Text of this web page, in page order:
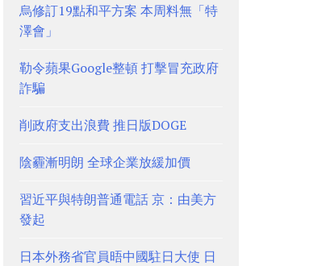
烏修訂19點和平方案 本周料無「特
澤會」
勒令蘋果Google整頓 打擊冒充政府
詐騙
削政府支出浪費 推日版DOGE
陰霾漸明朗 全球企業放緩加價
習近平與特朗普通電話 京：由美方
發起
日本外務省官員晤中國駐日大使 日